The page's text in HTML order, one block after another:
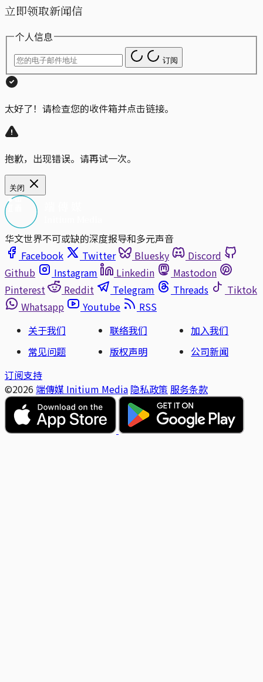
立即领取新闻信
个人信息
订阅
太好了！请检查您的收件箱并点击链接。
抱歉，出现错误。请再试一次。
关闭
华文世界不可或缺的深度报导和多元声音
Facebook
Twitter Bluesky
Discord
Github
Instagram Linkedin
Mastodon
Pinterest
Reddit Telegram Threads
Tiktok
Whatsapp
Youtube
RSS
关于我们
联络我们
加入我们
常见问题
版权声明
公司新闻
订阅支持
©2026 端傳媒 Initium Media 隐私政策 服务条款